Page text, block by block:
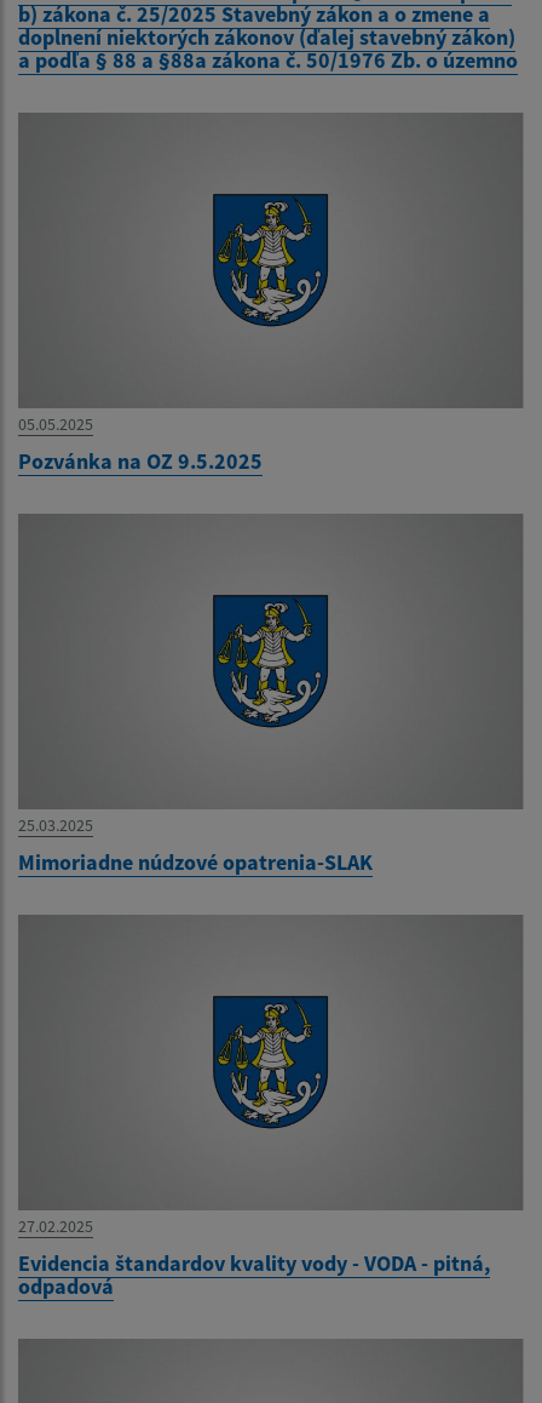
b) zákona č. 25/2025 Stavebný zákon a o zmene a
doplnení niektorých zákonov (ďalej stavebný zákon)
a podľa § 88 a §88a zákona č. 50/1976 Zb. o územno
05.05.2025
Pozvánka na OZ 9.5.2025
25.03.2025
Mimoriadne núdzové opatrenia-SLAK
27.02.2025
Evidencia štandardov kvality vody - VODA - pitná,
odpadová